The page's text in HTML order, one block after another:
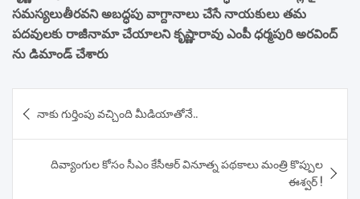
సమస్యలుతీరవని అబద్ధపు వాగ్దానాలు చేసే నాయకులు తమ
పదవులకు రాజీనామా చేయాలని కృష్ణారావు ఎంపీ ధర్మపురి అరవింద్
ను డిమాండ్ చేశారు
navigation
నాకు గుర్తింపు వచ్చింది మీడియాతోనే..
దివ్యాంగుల కోసం సీఎం కేసీఆర్ వినూత్న పథకాలు మంత్రి కొప్పుల
ఈశ్వర్ !